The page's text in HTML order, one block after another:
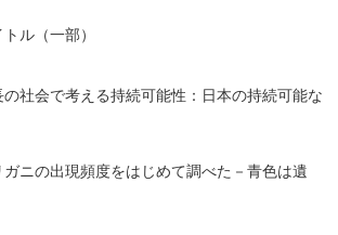
ル（一部）
社会で考える持続可能性：日本の持続可能な
ニの出現頻度をはじめて調べた－青色は遺